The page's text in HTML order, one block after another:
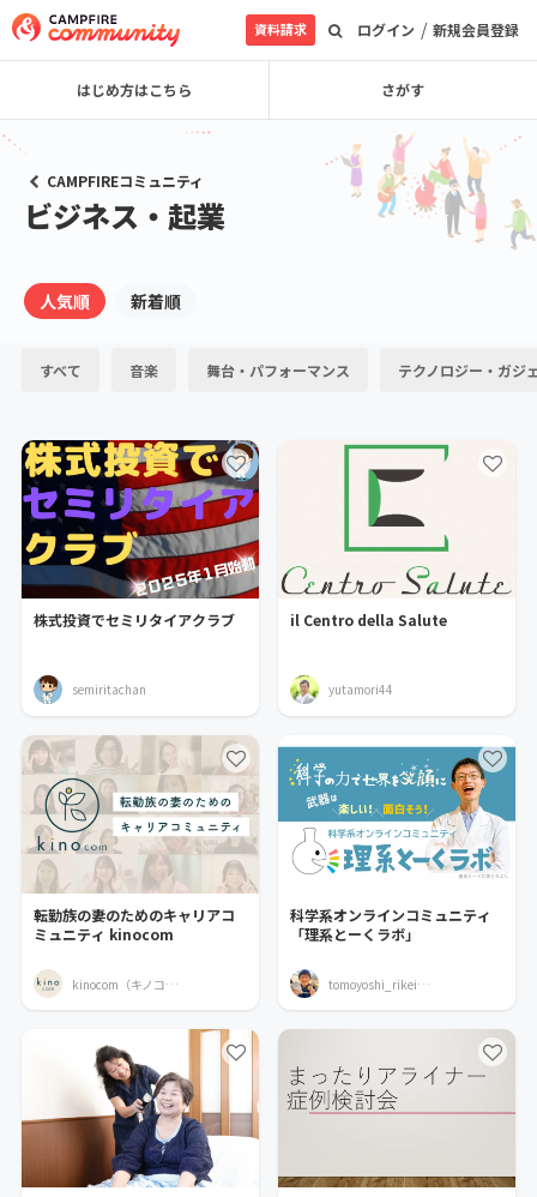
ログイン / 新規会員登録
資料請求
はじめ方はこちら さがす
CAMPFIREコミュニティ
ビジネス・起業
人気順 新着順
すべて 音楽 舞台・パフォーマンス テクノロジー・ガジ
株式投資でセミリタイアクラブ
semiritachan
il Centro della Salute
yutamori44
転勤族の妻のためのキャリアコ
ミュニティ kinocom
kinocom（キノコム）
科学系オンラインコミュニティ
「理系とーくラボ」
tomoyoshi_rikei_talk